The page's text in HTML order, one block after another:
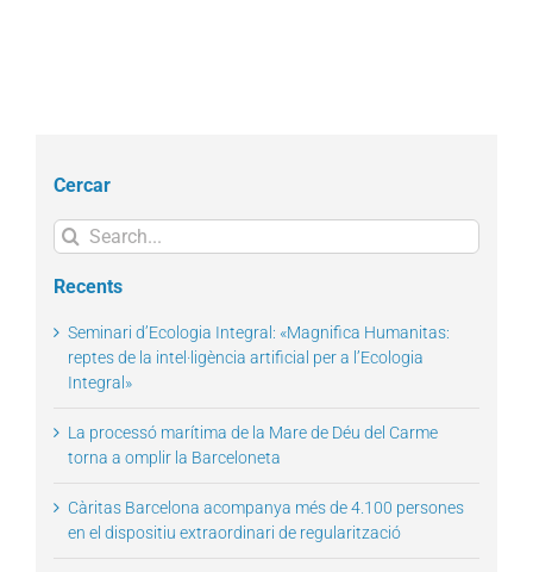
Cercar
Search
for:
Recents
Seminari d’Ecologia Integral: «Magnifica Humanitas:
reptes de la intel·ligència artificial per a l’Ecologia
Integral»
La processó marítima de la Mare de Déu del Carme
torna a omplir la Barceloneta
Càritas Barcelona acompanya més de 4.100 persones
en el dispositiu extraordinari de regularització